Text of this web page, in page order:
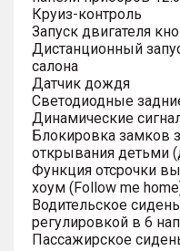
Круиз-контроль
Запуск двигателя
Дистанционный
салона
Датчик дождя
Светодиодные
Динамические
Блокировка замков
открывания детьми
Функция отсрочки
хоум (Follow me
Водительское
регулировкой в 6
Пассажирское